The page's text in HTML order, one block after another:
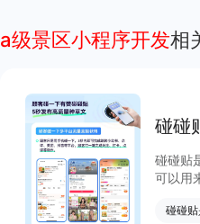
a级景区小程序开发相
碰碰
碰碰贴
可以用
碰碰